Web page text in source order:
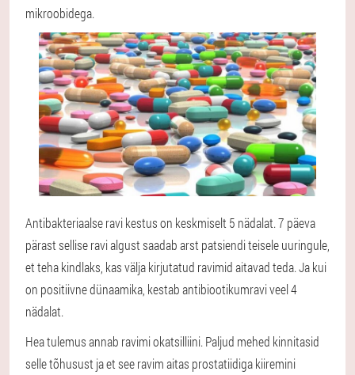
mikroobidega.
Antibakteriaalse ravi kestus on keskmiselt 5 nädalat. 7 päeva
pärast sellise ravi algust saadab arst patsiendi teisele uuringule,
et teha kindlaks, kas välja kirjutatud ravimid aitavad teda. Ja kui
on positiivne dünaamika, kestab antibiootikumravi veel 4
nädalat.
Hea tulemus annab ravimi okatsilliini. Paljud mehed kinnitasid
selle tõhusust ja et see ravim aitas prostatiidiga kiiremini